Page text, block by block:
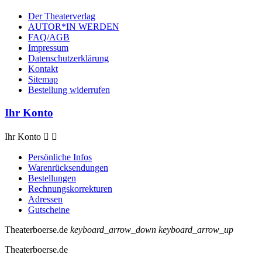
Der Theaterverlag
AUTOR*IN WERDEN
FAQ/AGB
Impressum
Datenschutzerklärung
Kontakt
Sitemap
Bestellung widerrufen
Ihr Konto
Ihr Konto  
Persönliche Infos
Warenrücksendungen
Bestellungen
Rechnungskorrekturen
Adressen
Gutscheine
Theaterboerse.de keyboard_arrow_down keyboard_arrow_up
Theaterboerse.de